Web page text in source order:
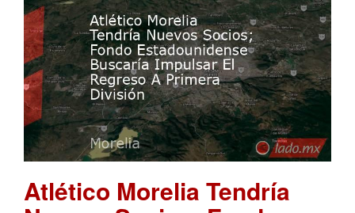
Atlético Morelia Tendría